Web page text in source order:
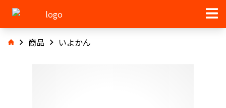
商品 いよかん